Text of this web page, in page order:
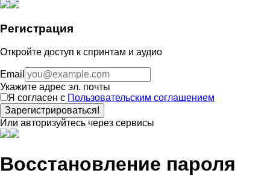
Регистрация
Откройте доступ к спринтам и аудио
Email
Укажите адрес эл. почты
Я согласен с Пользовательским соглашением
Зарегистрироваться!
Или авторизуйтесь через сервисы
Восстановление пароля